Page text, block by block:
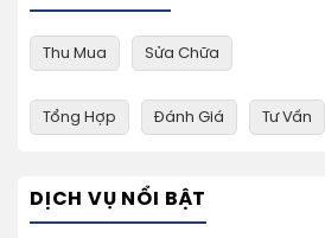
Thu Mua Sửa Chữa
Tổng Hợp Đánh Giá Tư Vấn
DỊCH VỤ NỔI BẬT